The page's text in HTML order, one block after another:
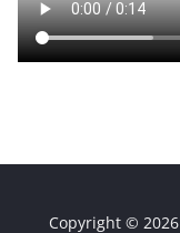
Copyright © 2026